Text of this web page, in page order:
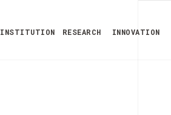
INSTITUTION RESEARCH INNOVATION